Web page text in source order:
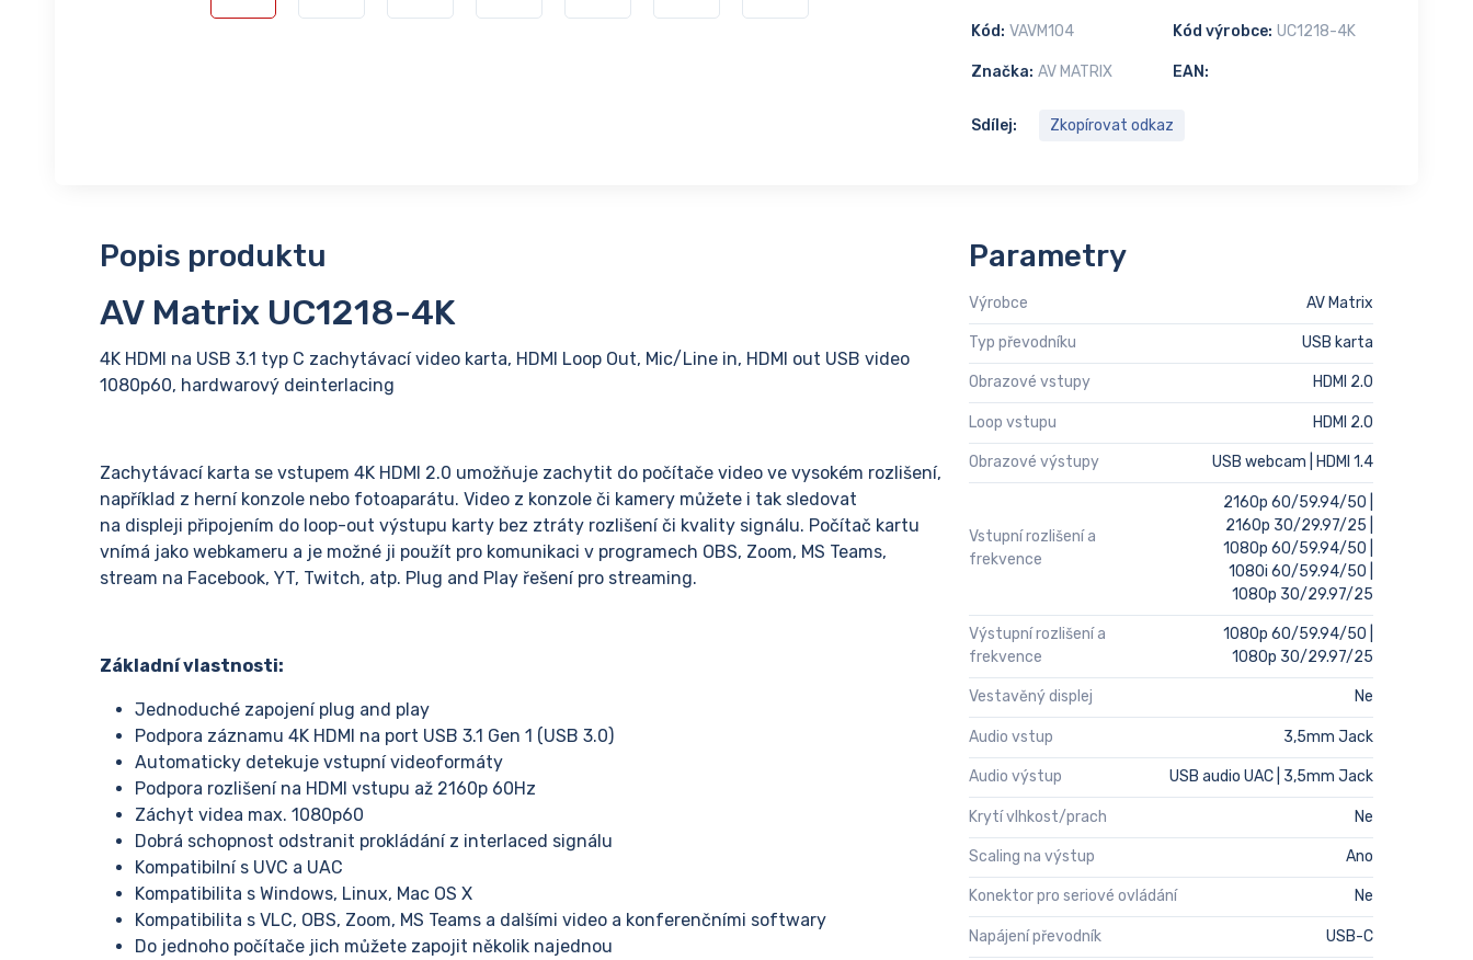
Kód: VAVM104 Kód výrobce: UC1218-4K
EAN:
Značka: AV MATRIX
Sdílej: Zkopírovat odkaz
Popis produktu
AV Matrix UC1218-4K
4K HDMI na USB 3.1 typ C zachytávací video karta, HDMI Loop Out, Mic/Line in, HDMI out USB video
1080p60, hardwarový deinterlacing
Zachytávací karta se vstupem 4K HDMI 2.0 umožňuje zachytit do počítače video ve vysokém rozlišení,
například z herní konzole nebo fotoaparátu. Video z konzole či kamery můžete i tak sledovat
na displeji připojením do loop-out výstupu karty bez ztráty rozlišení či kvality signálu. Počítač kartu
vnímá jako webkameru a je možné ji použít pro komunikaci v programech OBS, Zoom, MS Teams,
stream na Facebook, YT, Twitch, atp. Plug and Play řešení pro streaming.
Základní vlastnosti:
Jednoduché zapojení plug and play
Podpora záznamu 4K HDMI na port USB 3.1 Gen 1 (USB 3.0)
Automaticky detekuje vstupní videoformáty
Podpora rozlišení na HDMI vstupu až 2160p 60Hz
Záchyt videa max. 1080p60
Dobrá schopnost odstranit prokládání z interlaced signálu
Kompatibilní s UVC a UAC
Kompatibilita s Windows, Linux, Mac OS X
Kompatibilita s VLC, OBS, Zoom, MS Teams a dalšími video a konferenčními softwary
Do jednoho počítače jich můžete zapojit několik najednou
Parametry
Výrobce AV Matrix
Typ převodníku USB karta
Obrazové vstupy HDMI 2.0
Loop vstupu HDMI 2.0
Obrazové výstupy USB webcam | HDMI 1.4
Vstupní rozlišení a
frekvence
2160p 60/59.94/50 |
2160p 30/29.97/25 |
1080p 60/59.94/50 |
1080i 60/59.94/50 |
1080p 30/29.97/25
Výstupní rozlišení a
frekvence
1080p 60/59.94/50 |
1080p 30/29.97/25
Vestavěný displej Ne
Audio vstup 3,5mm Jack
Audio výstup USB audio UAC | 3,5mm Jack
Krytí vlhkost/prach Ne
Scaling na výstup Ano
Konektor pro seriové ovládání Ne
Napájení převodník USB-C